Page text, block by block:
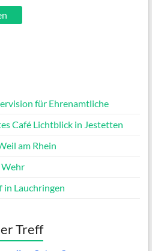
für Ehrenamtliche
Café Lichtblick in Jestetten
am Rhein
Wehr
in Lauchringen
Treff